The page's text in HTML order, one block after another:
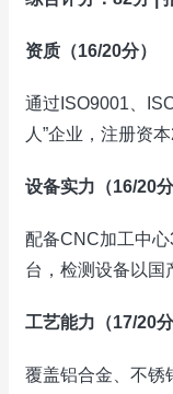
资质（16/20分）
通过ISO9001、
人”企业，注册资
设备实力（16/20分
配备CNC加工中
台，检测设备以国
工艺能力（17/20分
覆盖铝合金、不锈